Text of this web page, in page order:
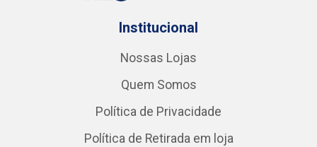
Institucional
Nossas Lojas
Quem Somos
Política de Privacidade
Política de Retirada em loja